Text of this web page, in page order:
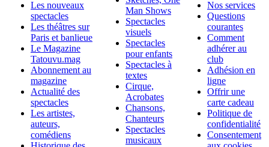
Les nouveaux
spectacles
Les théâtres sur
Paris et banlieue
Le Magazine
Tatouvu.mag
Abonnement au
magazine
Actualité des
spectacles
Les artistes,
auteurs,
comédiens
Man Shows
Spectacles
visuels
Spectacles
pour enfants
Spectacles à
textes
Cirque,
Acrobates
Chansons,
Chanteurs
Spectacles
musicaux
Nos services
Questions
courantes
Comment
adhérer au
club
Adhésion en
ligne
Offrir une
carte cadeau
Politique de
confidentialité
Consentement